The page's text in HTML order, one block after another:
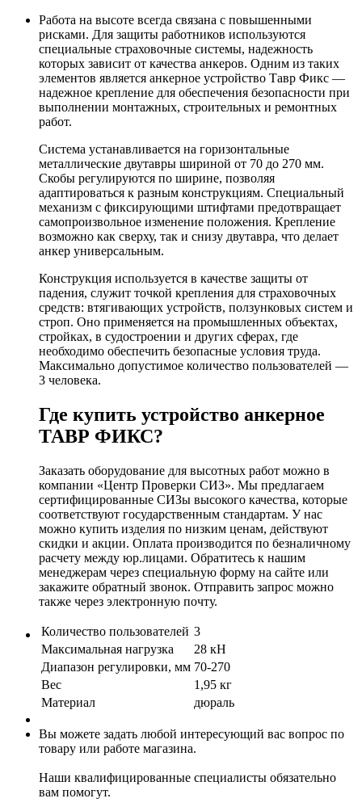
Работа на высоте всегда связана с повышенными
рисками. Для защиты работников используются
специальные страховочные системы, надежность
которых зависит от качества анкеров. Одним из таких
элементов является анкерное устройство Тавр Фикс —
надежное крепление для обеспечения безопасности при
выполнении монтажных, строительных и ремонтных
работ.
Система устанавливается на горизонтальные
металлические двутавры шириной от 70 до 270 мм.
Скобы регулируются по ширине, позволяя
адаптироваться к разным конструкциям. Специальный
механизм с фиксирующими штифтами предотвращает
самопроизвольное изменение положения. Крепление
возможно как сверху, так и снизу двутавра, что делает
анкер универсальным.
Конструкция используется в качестве защиты от
падения, служит точкой крепления для страховочных
средств: втягивающих устройств, ползунковых систем и
строп. Оно применяется на промышленных объектах,
стройках, в судостроении и других сферах, где
необходимо обеспечить безопасные условия труда.
Максимально допустимое количество пользователей —
3 человека.
Где купить устройство анкерное
ТАВР ФИКС?
Заказать оборудование для высотных работ можно в
компании «Центр Проверки СИЗ». Мы предлагаем
сертифицированные СИЗы высокого качества, которые
соответствуют государственным стандартам. У нас
можно купить изделия по низким ценам, действуют
скидки и акции. Оплата производится по безналичному
расчету между юр.лицами. Обратитесь к нашим
менеджерам через специальную форму на сайте или
закажите обратный звонок. Отправить запрос можно
также через электронную почту.
Количество пользователей 3
Максимальная нагрузка
28 кН
Диапазон регулировки, мм 70-270
Вес
1,95 кг
Материал
дюраль
Вы можете задать любой интересующий вас вопрос по
товару или работе магазина.
Наши квалифицированные специалисты обязательно
вам помогут.